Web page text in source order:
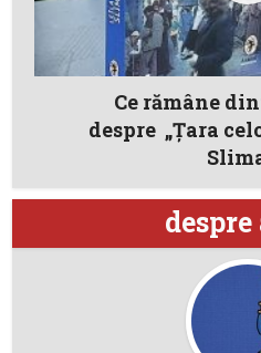
Ce rămâne
despre „Țara